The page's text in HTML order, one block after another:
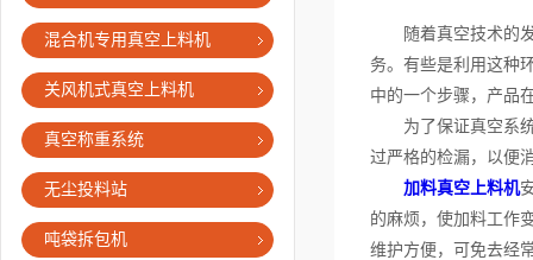
混合机专用真空上料机
关风机式真空上料机
真空称重系统
无尘投料站
吨袋拆包机
随着真空技术的发
务。有些是利用这种
中的一个步骤，产品
为了保证真空系统
过严格的检漏，以便
加料真空上料机
的麻烦，使加料工作
维护方便，可免去经